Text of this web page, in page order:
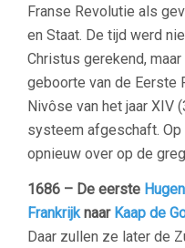
Franse Revolutie als
en Staat. De tijd werd
Christus gerekend,
geboorte van de Eerste
Nivôse van het jaar XIV
systeem afgeschaft. Op
opnieuw over op de
1686 – De eerste
Frankrijknaar Kaap de
Daar zullen ze later de